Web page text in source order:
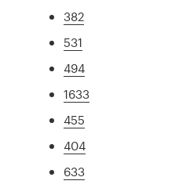
382
531
494
1633
455
404
633